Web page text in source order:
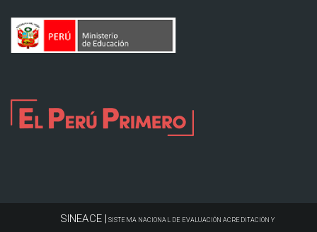
SINEACE | SISTEMA NACIONAL DE EVALUACIÓN ACREDITACIÓN Y